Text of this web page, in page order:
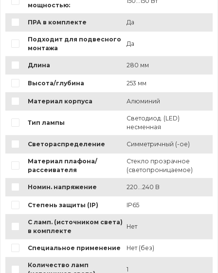
мощностью:
ПРА в комплекте Да
Подходит для подвесного
монтажа
Да
Длина 280 мм
Высота/глубина 253 мм
Материал корпуса Алюминий
Тип лампы
Светодиод. (LED)
несменная
Светораспределение Симметричный (-ое)
Материал плафона/
рассеивателя
Стекло прозрачное
(светопроницаемое)
Номин. напряжение 220...240 В
Степень защиты (IP) IP65
С ламп. (источником света)
в комплекте
Нет
Специальное применение Нет (без)
Количество ламп
1